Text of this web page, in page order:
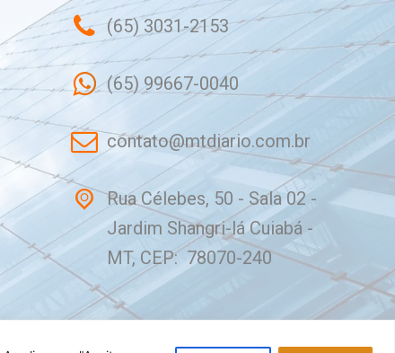
(65) 3031-2153
(65) 99667-0040
contato@mtdiario.com.br
Rua Célebes, 50 - Sala 02 -
Jardim Shangri-lá Cuiabá -
MT, CEP: 78070-240